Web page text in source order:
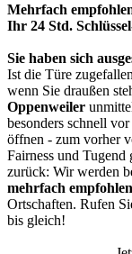
Mehrfach
Ihr 24 Std.
Sie haben sich
Ist die Türe
wenn Sie draußen
Oppenweiler
besonders schnell
öffnen - zum vorher
Fairness und Tugend
zurück: Wir werden
mehrfach empfohlen
Ortschaften. Rufen
bis gleich!